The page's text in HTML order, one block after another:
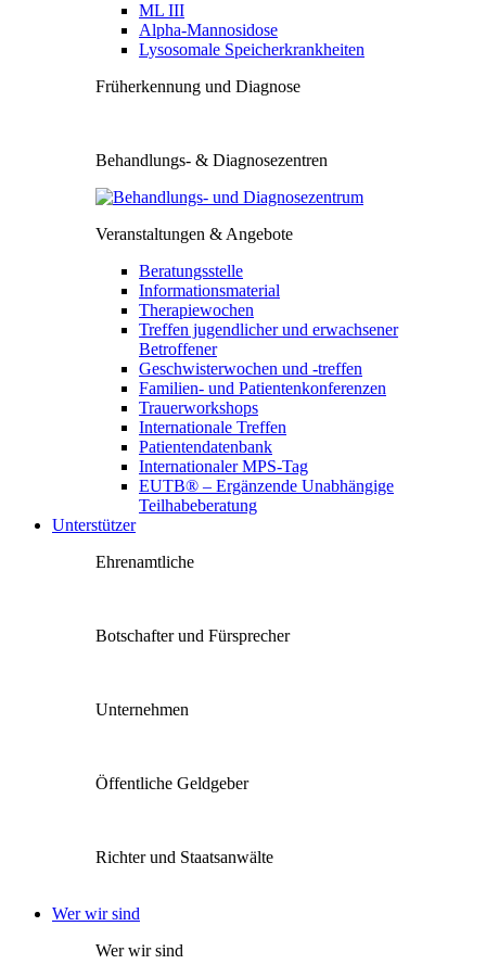
ML III
Alpha-Mannosidose
Lysosomale Speicherkrankheiten
Früherkennung und Diagnose
Behandlungs- & Diagnosezentren
Veranstaltungen & Angebote
Beratungsstelle
Informationsmaterial
Therapiewochen
Treffen jugendlicher und erwachsener
Betroffener
Geschwisterwochen und -treffen
Familien- und Patientenkonferenzen
Trauerworkshops
Internationale Treffen
Patientendatenbank
Internationaler MPS-Tag
EUTB® – Ergänzende Unabhängige
Teilhabeberatung
Unterstützer
Ehrenamtliche
Botschafter und Fürsprecher
Unternehmen
Öffentliche Geldgeber
Richter und Staatsanwälte
Wer wir sind
Wer wir sind